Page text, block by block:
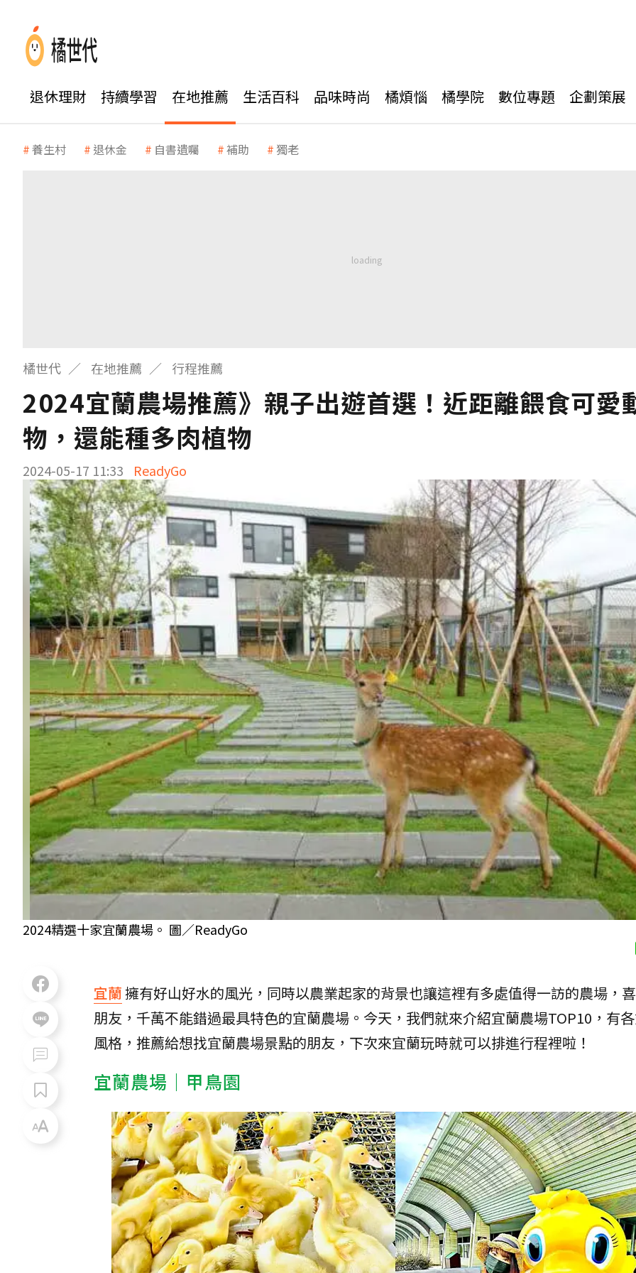
退休理財 持續學習 在地推薦 生活百科 品味時尚 橘煩惱 橘學院 數位專題 企劃策展
養生村 退休金 自書遺囑 補助 獨老
橘世代 在地推薦 行程推薦
2024宜蘭農場推薦》親子出遊首選！近距離餵食可愛
物，還能種多肉植物
2024-05-17 11:33 ReadyGo
2024精選十家宜蘭農場。 圖／ReadyGo
宜蘭擁有好山好水的風光，同時以農業起家的背景也讓這裡有多處值得一訪的農場，
朋友，千萬不能錯過最具特色的宜蘭農場。今天，我們就來介紹宜蘭農場TOP10，有
風格，推薦給想找宜蘭農場景點的朋友，下次來宜蘭玩時就可以排進行程裡啦！
宜蘭農場｜甲鳥園